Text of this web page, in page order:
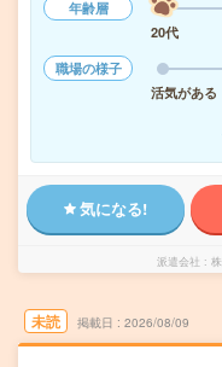
年齢層
20代
職場の様子
活気がある
気になる!
派遣会社
未読 掲載日 2026/08/09